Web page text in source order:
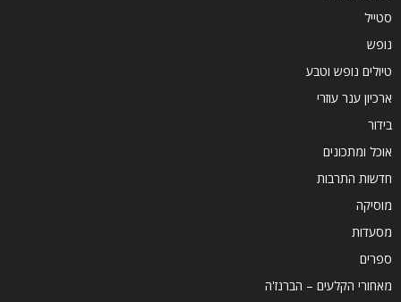
סטייל
נופש
טיולים נופש וטבע
ארכיון ענר עוזרי
בידור
אוכל ומתכונים
חדשות התרבות
מוסיקה
מסעדות
ספרים
מאחורי הקלעים – הברנז'ה